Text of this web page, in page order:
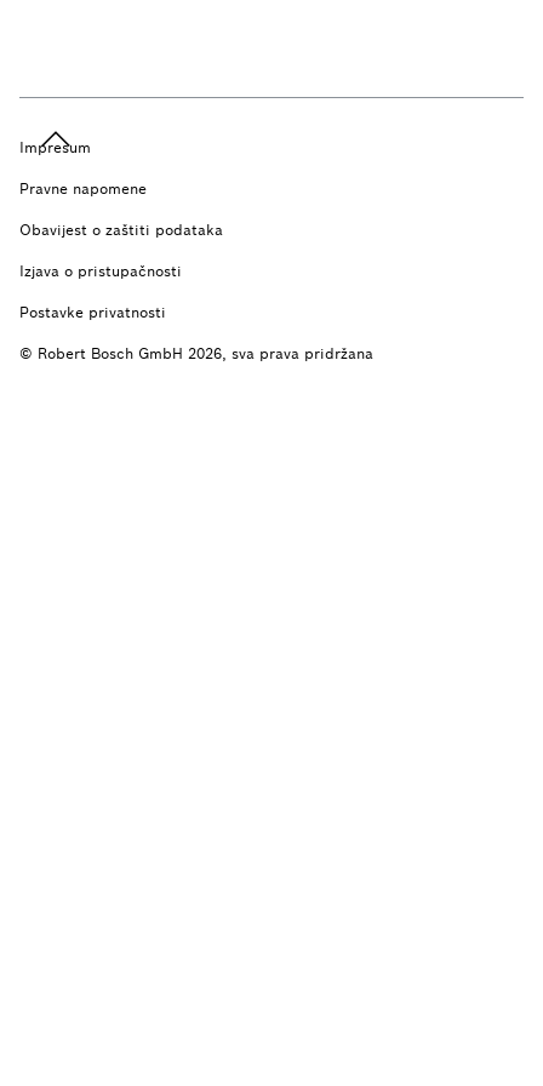
Impresum
Pravne napomene
Obavijest o zaštiti podataka
Izjava o pristupačnosti
Postavke privatnosti
© Robert Bosch GmbH 2026, sva prava pridržana